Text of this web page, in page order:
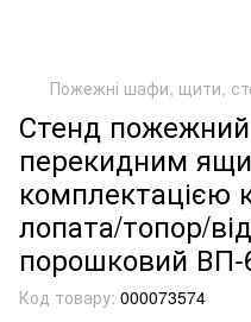
Пожежні шафи, щити,
Стенд пожежний
перекидним
комплектацією
лопата/топор/
порошковий
Код товару: 000073574